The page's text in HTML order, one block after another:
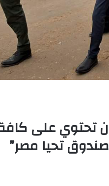
أكثر من 2510 أطنان تحتوي على
تحيا مصر”